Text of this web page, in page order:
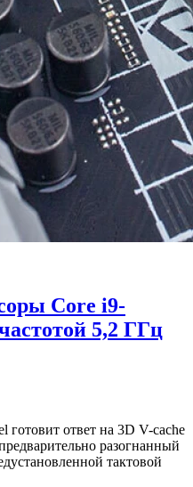
Core i9-
5,2 ГГц
готовит ответ на 3D V-cache
разогнанный
тактовой